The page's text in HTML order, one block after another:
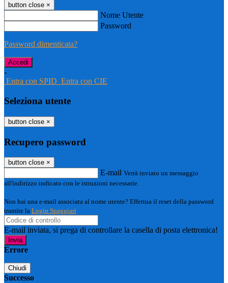
button close ×
Nome Utente
Password
Password dimenticata?
-
Entra con SPID Entra con CIE
Seleziona utente
button close ×
Recupero password
button close ×
E-mail Verrà inviato un messaggio
all'indirizzo indicato con le istruzioni necessarie.
Non hai una e-mail associata al nome utente? Effettua il reset della password
tramite la Login Spaggiari
E-mail inviata, si prega di controllare la casella di posta elettronica!
Errore
Chiudi
Successo